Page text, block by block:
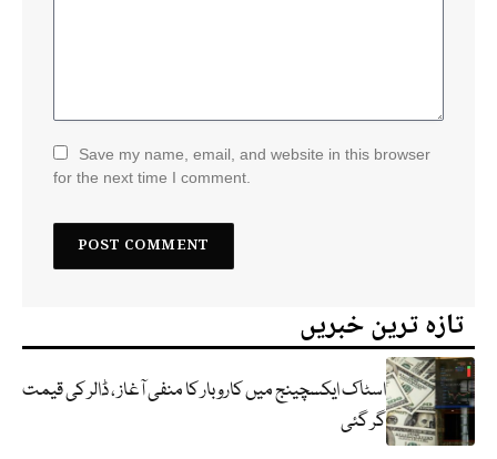
Save my name, email, and website in this browser
for the next time I comment.
تازہ ترین خبریں
اسٹاک ایکسچینج میں کاروبار کا منفی آغاز ، ڈالر کی قیمت
گر گئی